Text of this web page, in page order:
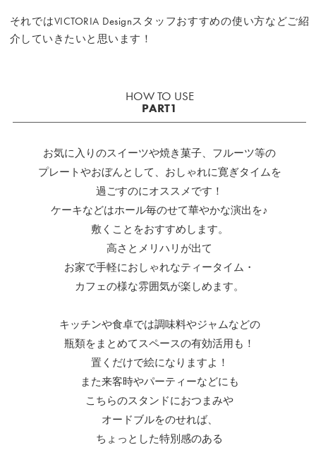
それではVICTORIA Designスタッフおすすめの使い方などご紹
介していきたいと思います！
HOW TO USE
PART1
お気に入りのスイーツや焼き菓子、フルーツ等の
プレートやおぼんとして、おしゃれに寛ぎタイムを
過ごすのにオススメです！
ケーキなどはホール毎のせて華やかな演出を♪
敷くことをおすすめします。
高さとメリハリが出て
お家で手軽におしゃれなティータイム・
カフェの様な雰囲気が楽しめます。
キッチンや食卓では調味料やジャムなどの
瓶類をまとめてスペースの有効活用も！
置くだけで絵になりますよ！
また来客時やパーティーなどにも
こちらのスタンドにおつまみや
オードブルをのせれば、
ちょっとした特別感のある